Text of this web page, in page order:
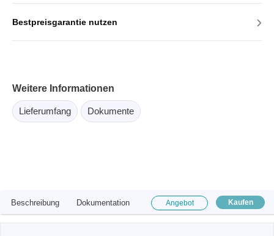
Bestpreisgarantie nutzen ›
Weitere Informationen
Lieferumfang Dokumente
Beschreibung Dokumentation Angebot Kaufen